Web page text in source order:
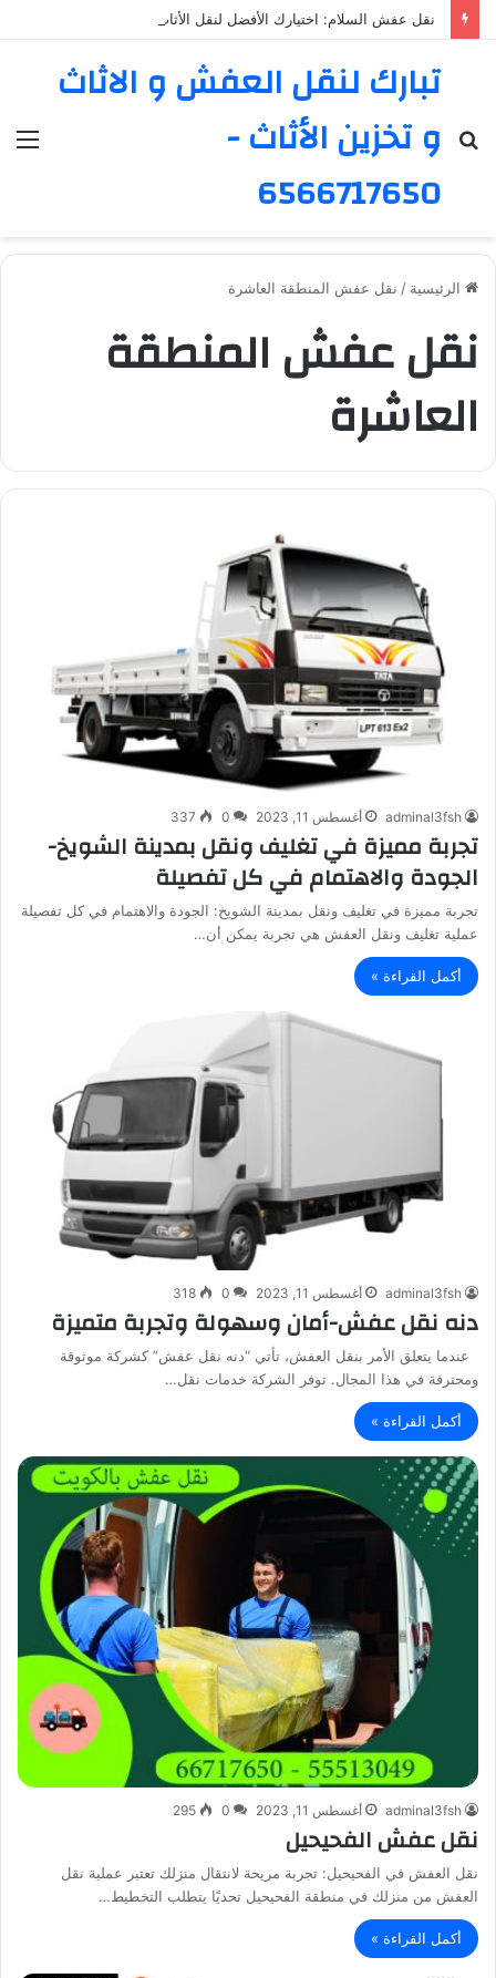
نقل عفش السلام: اختيارك الأفضل لنقل الأثاث في الكويت
تبارك لنقل العفش و الاثاث
و تخزين الأثاث -
6566717650
بحث
الرئيسية / نقل عفش المنطقة العاشرة
نقل عفش المنطقة
العاشرة
adminal3fsh أغسطس 11, 2023 0
337
تجربة مميزة في تغليف ونقل بمدينة الشويخ-
الجودة والاهتمام في كل تفصيلة
تجربة مميزة في تغليف ونقل بمدينة الشويخ: الجودة والاهتمام في كل تفصيلة
عملية تغليف ونقل العفش هي تجربة يمكن أن…
أكمل القراءة »
adminal3fsh أغسطس 11, 2023 0
318
دنه نقل عفش-أمان وسهولة وتجربة متميزة
عندما يتعلق الأمر بنقل العفش، تأتي “دنه نقل عفش” كشركة موثوقة
ومحترفة في هذا المجال. توفر الشركة خدمات نقل…
أكمل القراءة »
adminal3fsh أغسطس 11, 2023 0
295
نقل عفش الفحيحيل
نقل العفش في الفحيحيل: تجربة مريحة لانتقال منزلك تعتبر عملية نقل
العفش من منزلك في منطقة الفحيحيل تحديًا يتطلب التخطيط…
أكمل القراءة »